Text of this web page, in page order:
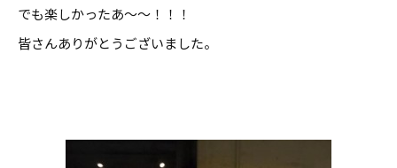
でも楽しかったあ〜〜！！！
皆さんありがとうございました。